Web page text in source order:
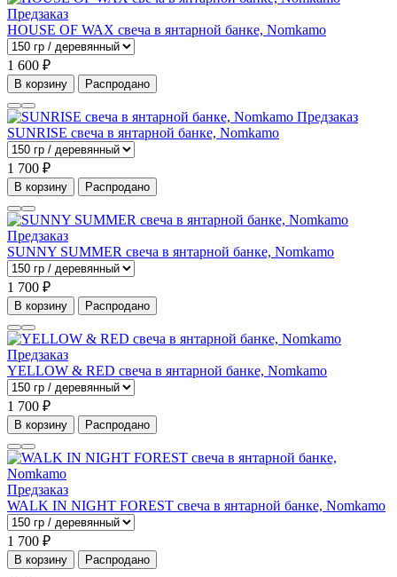
Предзаказ
HOUSE OF WAX свеча в янтарной банке, Nomkamo
1 600 ₽
В корзину Распродано
Предзаказ
SUNRISE свеча в янтарной банке, Nomkamo
1 700 ₽
В корзину Распродано
Предзаказ
SUNNY SUMMER свеча в янтарной банке, Nomkamo
1 700 ₽
В корзину Распродано
Предзаказ
YELLOW & RED свеча в янтарной банке, Nomkamo
1 700 ₽
В корзину Распродано
Предзаказ
WALK IN NIGHT FOREST свеча в янтарной банке, Nomkamo
1 700 ₽
В корзину Распродано